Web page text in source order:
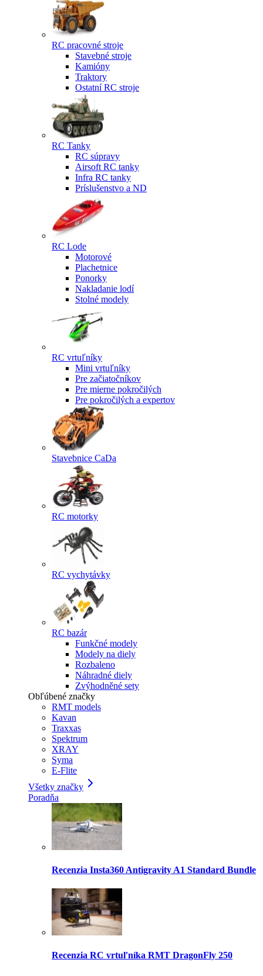
RC pracovné stroje
Stavebné stroje
Kamióny
Traktory
Ostatní RC stroje
RC Tanky
RC súpravy
Airsoft RC tanky
Infra RC tanky
Príslušenstvo a ND
RC Lode
Motorové
Plachetnice
Ponorky
Nakladanie lodí
Stolné modely
RC vrtuľníky
Mini vrtuľníky
Pre začiatočníkov
Pre mierne pokročilých
Pre pokročilých a expertov
Stavebnice CaDa
RC motorky
RC vychytávky
RC bazár
Funkčné modely
Modely na diely
Rozbaleno
Náhradné diely
Zvýhodněné sety
Obľúbené značky
RMT models
Kavan
Traxxas
Spektrum
XRAY
Syma
E-Flite
Všetky značky
Poradňa
Recenzia Insta360 Antigravity A1 Standard Bundle
Recenzia RC vrtuľníka RMT DragonFly 250